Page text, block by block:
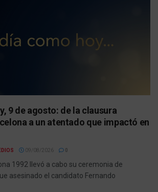
9 de agosto: de la clausura
a un atentado que impactó en
09/08/2026
1992 llevó a cabo su ceremonia de
asesinado el candidato Fernando